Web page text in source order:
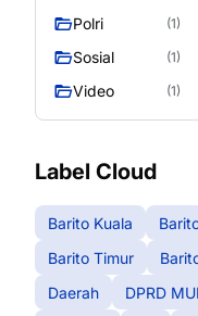
Polri (1)
Sosial (1)
Video (1)
Label Cloud
Barito Kuala
Barito Timur
Daerah
DPRD